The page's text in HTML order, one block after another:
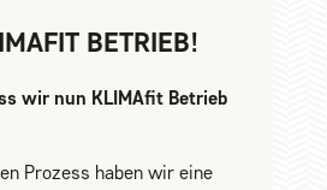
BETRIEB!
wir nun KLIMAfit Betrieb
Prozess haben wir eine